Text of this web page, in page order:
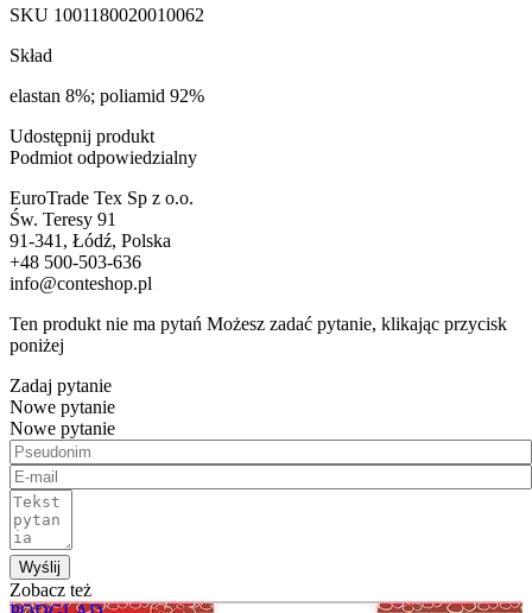
SKU 1001180020010062
Skład
elastan 8%; poliamid 92%
Udostępnij produkt
Podmiot odpowiedzialny
EuroTrade Tex Sp z o.o.
Św. Teresy 91
91-341, Łódź, Polska
+48 500-503-636
info@conteshop.pl
Ten produkt nie ma pytań Możesz zadać pytanie, klikając przycisk
poniżej
Zadaj pytanie
Nowe pytanie
Nowe pytanie
Wyślij
Zobacz też